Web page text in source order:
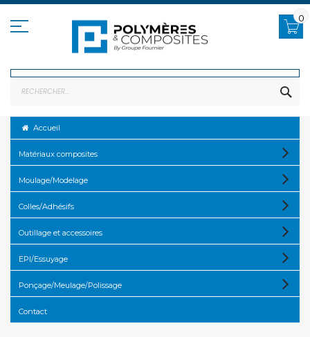
Allez
contenu
0
Accueil
Matériaux composites
Moulage/Modelage
Colles/Adhésifs
Outillage et accessoires
EPI/Essuyage
Ponçage/Meulage/Polissage
Contact